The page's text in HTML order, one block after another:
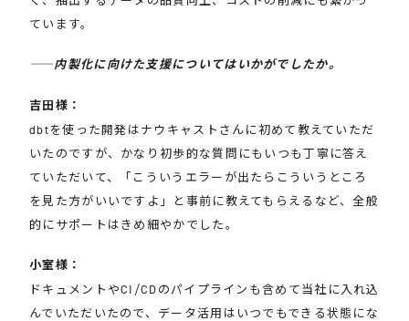
ています。
――内製化に向けた支援についてはいかがでしたか。
吉田様：
dbtを使った開発はナウキャストさんに初めて教えていただ
いたのですが、かなり初歩的な質問にもいつも丁寧に答え
ていただいて、「こういうエラーが出たらこういうところ
を見た方がいいですよ」と事前に教えてもらえるなど、全般
的にサポートはきめ細やかでした。
小室様：
ドキュメントやCI/CDのパイプラインも含めて当社に入れ込
んでいただいたので、データ活用はいつでもできる状態にな